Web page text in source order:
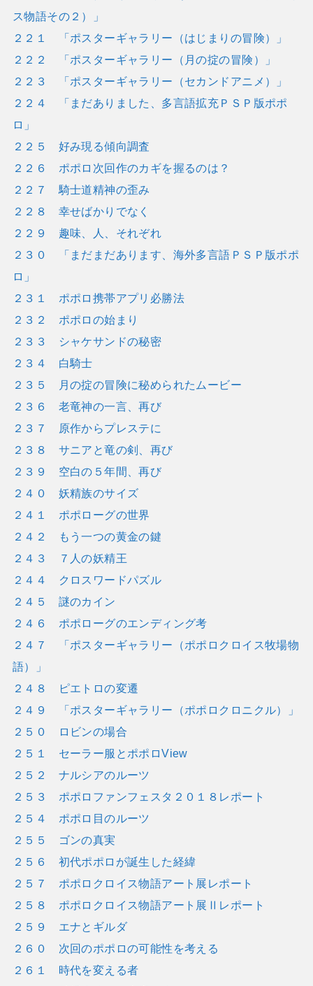
ス物語その２）」
２２１ 「ポスターギャラリー（はじまりの冒険）」
２２２ 「ポスターギャラリー（月の掟の冒険）」
２２３ 「ポスターギャラリー（セカンドアニメ）」
２２４ 「まだありました、多言語拡充ＰＳＰ版ポポ
ロ」
２２５ 好み現る傾向調査
２２６ ポポロ次回作のカギを握るのは？
２２７ 騎士道精神の歪み
２２８ 幸せばかりでなく
２２９ 趣味、人、それぞれ
２３０ 「まだまだあります、海外多言語ＰＳＰ版ポポ
ロ」
２３１ ポポロ携帯アプリ必勝法
２３２ ポポロの始まり
２３３ シャケサンドの秘密
２３４ 白騎士
２３５ 月の掟の冒険に秘められたムービー
２３６ 老竜神の一言、再び
２３７ 原作からプレステに
２３８ サニアと竜の剣、再び
２３９ 空白の５年間、再び
２４０ 妖精族のサイズ
２４１ ポポローグの世界
２４２ もう一つの黄金の鍵
２４３ ７人の妖精王
２４４ クロスワードパズル
２４５ 謎のカイン
２４６ ポポローグのエンディング考
２４７ 「ポスターギャラリー（ポポロクロイス牧場物
語）」
２４８ ピエトロの変遷
２４９ 「ポスターギャラリー（ポポロクロニクル）」
２５０ ロビンの場合
２５１ セーラー服とポポロView
２５２ ナルシアのルーツ
２５３ ポポロファンフェスタ２０１８レポート
２５４ ポポロ目のルーツ
２５５ ゴンの真実
２５６ 初代ポポロが誕生した経緯
２５７ ポポロクロイス物語アート展レポート
２５８ ポポロクロイス物語アート展Ⅱレポート
２５９ エナとギルダ
２６０ 次回のポポロの可能性を考える
２６１ 時代を変える者